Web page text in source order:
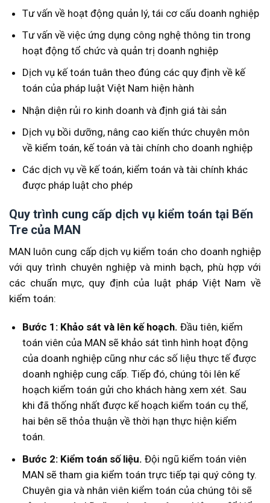
Tư vấn về hoạt động quản lý, tái cơ cấu doanh nghiệp
Tư vấn về việc ứng dụng công nghệ thông tin trong
hoạt động tổ chức và quản trị doanh nghiệp
Dịch vụ kế toán tuân theo đúng các quy định về kế
toán của pháp luật Việt Nam hiện hành
Nhận diện rủi ro kinh doanh và định giá tài sản
Dịch vụ bồi dưỡng, nâng cao kiến thức chuyên môn
về kiểm toán, kế toán và tài chính cho doanh nghiệp
Các dịch vụ về kế toán, kiểm toán và tài chính khác
được pháp luật cho phép
Quy trình cung cấp dịch vụ kiểm toán tại Bến
Tre của MAN
MAN luôn cung cấp dịch vụ kiểm toán cho doanh nghiệp
với quy trình chuyên nghiệp và minh bạch, phù hợp với
các chuẩn mực, quy định của luật pháp Việt Nam về
kiểm toán:
Bước 1: Khảo sát và lên kế hoạch. Đầu tiên, kiểm
toán viên của MAN sẽ khảo sát tình hình hoạt động
của doanh nghiệp cũng như các số liệu thực tế được
doanh nghiệp cung cấp. Tiếp đó, chúng tôi lên kế
hoạch kiểm toán gửi cho khách hàng xem xét. Sau
khi đã thống nhất được kế hoạch kiểm toán cụ thể,
hai bên sẽ thỏa thuận về thời hạn thực hiện kiểm
toán.
Bước 2: Kiểm toán số liệu. Đội ngũ kiểm toán viên
MAN sẽ tham gia kiểm toán trực tiếp tại quý công ty.
Chuyên gia và nhân viên kiểm toán của chúng tôi sẽ